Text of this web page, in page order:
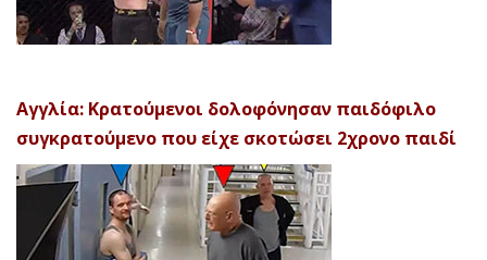
Αγγλία: Κρατούμενοι δολοφόνησαν παιδόφιλο
συγκρατούμενο που είχε σκοτώσει 2χρονο παιδί